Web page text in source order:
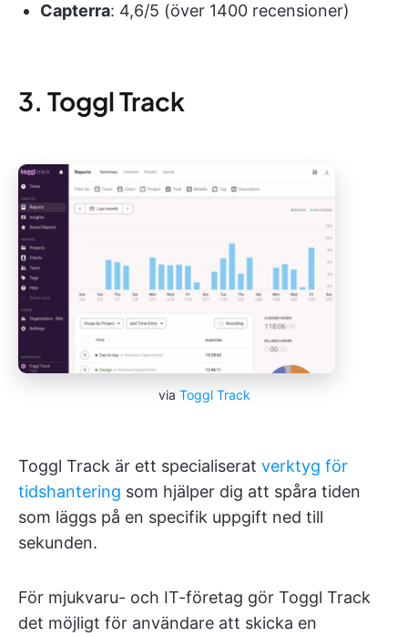
Capterra: 4,6/5 (över 1400 recensioner)
3. Toggl Track
via Toggl Track
Toggl Track är ett specialiserat verktyg för
tidshantering som hjälper dig att spåra tiden
som läggs på en specifik uppgift ned till
sekunden.
För mjukvaru- och IT-företag gör Toggl Track
det möjligt för användare att skicka en